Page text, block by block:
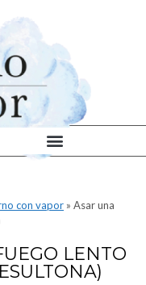
con vapor » Asar una
LENTO